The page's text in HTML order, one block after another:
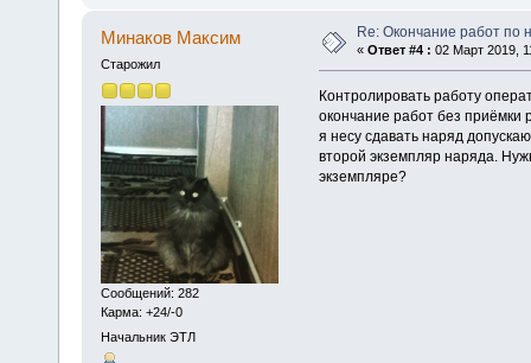
Минаков Максим
Старожил
Сообщений: 282
Карма: +24/-0
Начальник ЭТЛ
Re: Окончание работ по
« Ответ #4 : 02 Март 2019,
Контролировать работу
окончание работ без приёмки
я несу сдавать наряд
второй экземпляр наряда.
экземпляре?